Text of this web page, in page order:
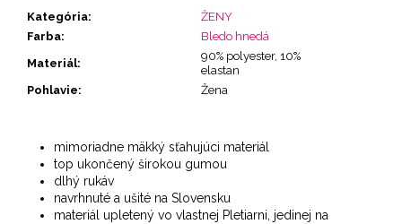
Kategória:
ŽENY
Farba:
Bledo hnedá
Materiál:
90% polyester, 10%
elastan
Pohlavie: Žena
mimoriadne mäkký sťahujúci materiál
top ukončený širokou gumou
dlhý rukáv
navrhnuté a ušité na Slovensku
materiál upletený vo vlastnej Pletiarni, jedinej na